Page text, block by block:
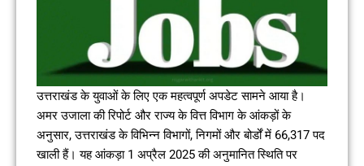
उत्तराखंड के युवाओं के लिए एक महत्वपूर्ण अपडेट सामने आया है।
अमर उजाला की रिपोर्ट और राज्य के वित्त विभाग के आंकड़ों के
अनुसार, उत्तराखंड के विभिन्न विभागों, निगमों और बोर्डों में 66,317 पद
खाली हैं। यह आंकड़ा 1 अप्रैल 2025 की अनुमानित स्थिति पर